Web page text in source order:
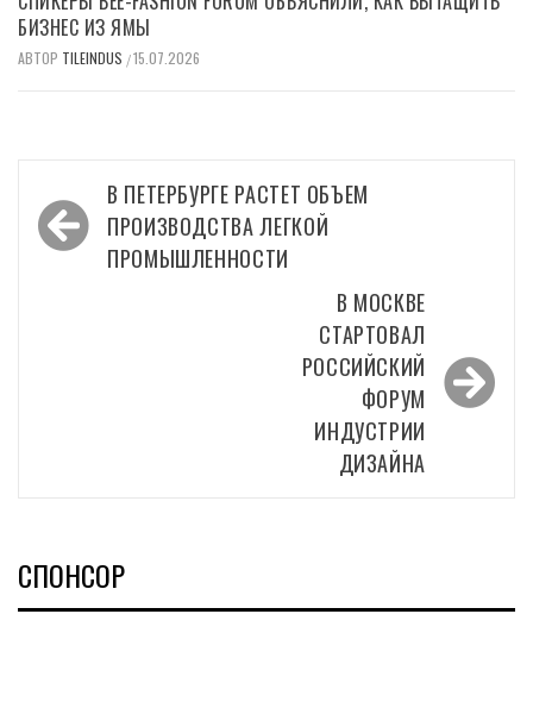
БИЗНЕС ИЗ ЯМЫ
АВТОР TILEINDUS /15.07.2026
Навигация
по
записям
В ПЕТЕРБУРГЕ РАСТЕТ ОБЪЕМ
ПРОИЗВОДСТВА ЛЕГКОЙ
ПРОМЫШЛЕННОСТИ
В МОСКВЕ
СТАРТОВАЛ
РОССИЙСКИЙ
ФОРУМ
ИНДУСТРИИ
ДИЗАЙНА
СПОНСОР